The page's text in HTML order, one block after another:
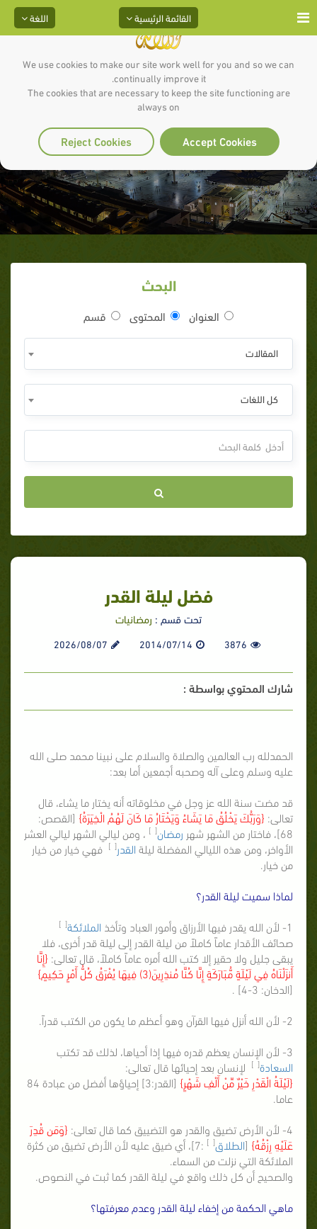
We use cookies to make our site work well for you and so we can
continually improve it.
The cookies that are necessary to keep the site functioning are
always on
Accept Cookies
Reject Cookies
اللغة القائمة الرئيسية
فضل ليلة القدر
البحث
العنوان المحتوى قسم
المقالات
كل اللغات
فضل ليلة القدر
تحت قسم : رمضانيات
3876
2014/07/14
2026/08/07
شارك المحتوي بواسطة :
الحمدلله رب العالمين والصلاة والسلام على نبينا محمد صلى الله
عليه وسلم وعلى آله وصحبه أجمعين أما بعد:
قد مضت سنة الله عز وجل في مخلوقاته أنه يختار ما يشاء، قال
تعالى: {وَرَبُّكَ يَخْلُقُ مَا يَشَاءُ وَيَخْتَارُ مَا كَانَ لَهُمُ الْخِيَرَةُ} [القصص:
68]، فاختار من الشهر شهر
رمضان[ ] ، ومن ليالي الشهر ليالي العشر
الأواخر، ومن هذه الليالي المفضلة ليلة القدر[ ] فهي خيار من خيار
من خيار.
لماذا سميت ليلة القدر؟
1- لأن الله يقدر فيها الأرزاق وأمور العباد وتأخذ
الملائكة[ ]
صحائف الأقدار عاماً كاملاً من ليلة القدر إلى ليلة قدر أخرى، فلا
يبقى جليل ولا حقير إلا كتب الله أمره عاماً كاملاً، قال تعالى: {إِنَّا
أَنزَلْنَاهُ فِي لَيْلَةٍ مُّبَارَكَةٍ إِنَّا كُنَّا مُنذِرِينَ(3) فِيهَا يُفْرَقُ كُلُّ أَمْرٍ حَكِيمٍ}
[الدخان: 3-4] .
2- لأن الله أنزل فيها القرآن وهو أعظم ما يكون من الكتب قدراً.
3- لأن الإنسان يعظم قدره فيها إذا أحياها، لذلك قد تكتب
السعادة[ ] لإنسان بعد إحيائها قال تعالى:
{لَيْلَةُ الْقَدْرِ خَيْرٌ مِّنْ أَلْفِ شَهْرٍ}
[القدر:3] إحياؤها أفضل من عبادة 84
عاما.
4- لأن الأرض تضيق والقدر هو التضييق كما قال تعالى:
{وَمَن قُدِرَ
عَلَيْهِ رِزْقُهُ} [الطلاق[ ]
:7]، أي ضيق عليه لأن الأرض تضيق من كثرة
الملائكة التي نزلت من السماء.
والصحيح أن كل ذلك واقع في ليلة القدر كما ثبت في النصوص.
ماهي الحكمة من إخفاء ليلة القدر وعدم معرفتها؟